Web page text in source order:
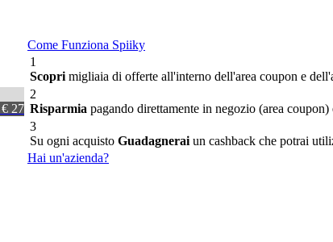
27
Come Funziona Spiiky
1
Scopri migliaia di offerte all'interno dell'area coupon e
2
Risparmia pagando direttamente in negozio (area
3
Su ogni acquisto Guadagnerai un cashback che potrai
Hai un'azienda?